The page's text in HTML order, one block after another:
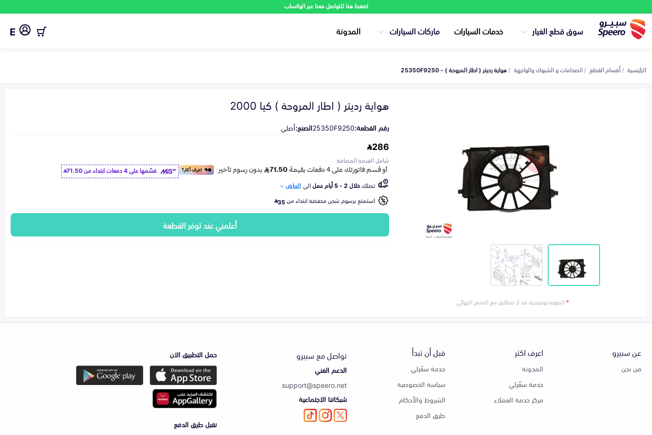
اضغط هنا للتواصل معنا عبر الواتساب
سوق قطع الغيار خدمات السيارات ماركات السيارات المدونة E
الرئيسية أقسام القطع الصدامات و الشبوك والواجهة هواية رديتر ( اطار المروحة ) - 25350F9250
*الصورة توضيحية قد لا تتطابق مع المنتج النهائي
هواية رديتر ( اطار المروحة ) كيا 2000
رقم القطعة:25350F9250الصنع:أصلي
286
شامل القيمة المضافة
قسّمها على 4 دفعات ابتداء من
71.50
تصلكخلال 2 - 5 أيام عمل الى الرياض
استمتع برسوم شحن مخفضة ابتداء من35
أعلمني عند توفر القطعة
عن سبيرو
من نحن
اعرف اكثر
المدونة
خدمة سعّرلي
مركز خدمة العملاء
قبل أن تبدأ
خدمة سعّرلي
سياسة الخصوصية
الشروط والأحكام
طرق الدفع
تواصل مع سبيرو
الدعم الفني
support@speero.net
شبكاتنا الاجتماعية
حمل التطبيق الان
نقبل طرق الدفع